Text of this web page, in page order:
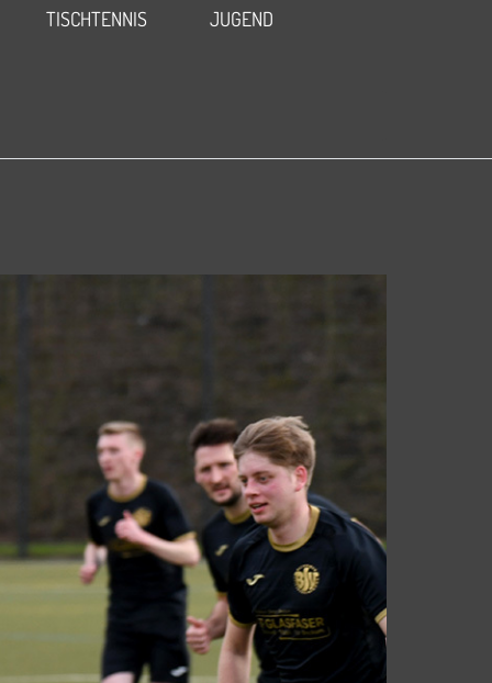
TISCHTENNIS JUGEND